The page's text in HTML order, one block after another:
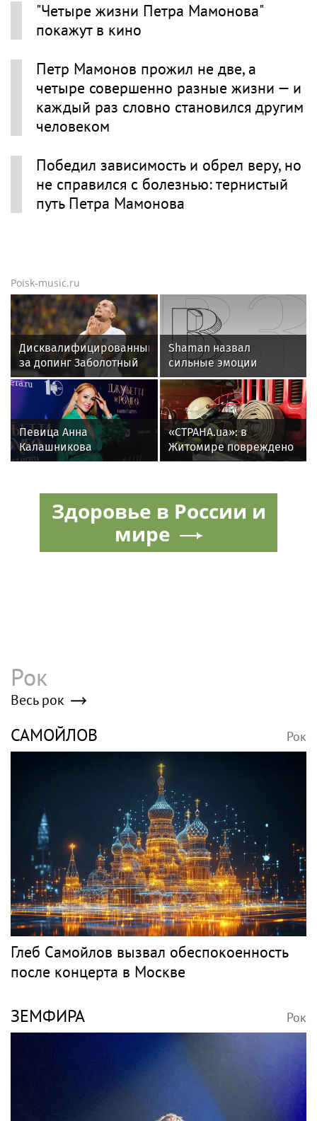
"Четыре жизни Петра Мамонова"
покажут в кино
Петр Мамонов прожил не две, а
четыре совершенно разные жизни — и
каждый раз словно становился другим
человеком
Победил зависимость и обрел веру, но
не справился с болезнью: тернистый
путь Петра Мамонова
Poisk-music.ru
Дисквалифицированный
за допинг Заболотный
подписал контракт с
клубом Басты
Shaman назвал
сильные эмоции
поклонников причиной
падения ограждений в
Абакане
Певица Анна
Калашникова
призналась, что
волос
«СТРАНА.ua»: в
Житомире повреждено
предприятие
Шуберт»
Здоровье в России и
мире
Рок
Весь рок
САМОЙЛОВ Рок
Глеб Самойлов вызвал обеспокоенность
после концерта в Москве
ЗЕМФИРА Рок